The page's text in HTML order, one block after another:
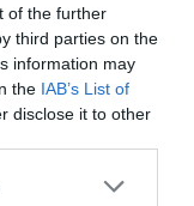
of the further
third parties on the
information may
the IAB’s List of
disclose it to other
or more Google
a tervek
nagyon
felújítás,
is vár, a
így az alapos